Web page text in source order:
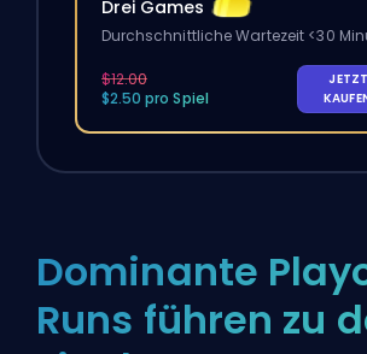
Drei Games
Durchschnittliche Wartezeit <30
$12.00
$2.50 pro Spiel
JETZT
Dominante
Runs führen zu